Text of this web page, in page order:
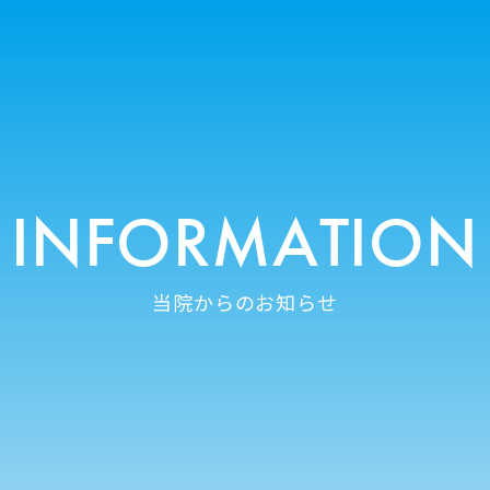
INFORMATION
当院からのお知らせ